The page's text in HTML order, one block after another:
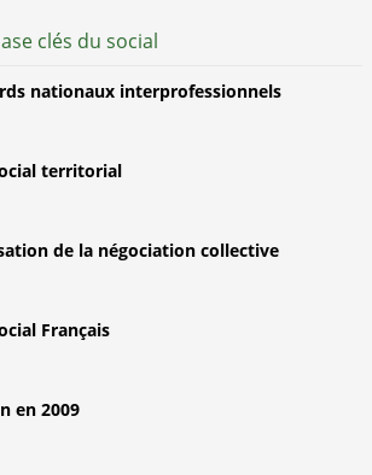
clés du social
nationaux interprofessionnels
territorial
de la négociation collective
Français
en 2009